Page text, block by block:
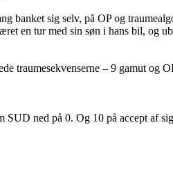
banket sig selv, på OP og
en tur med sin søn i hans bil, og
traumesekvenserne – 9 gamut og
ned på 0. Og 10 på accept af